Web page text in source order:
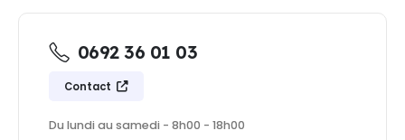
0692 36 01 03
Contact
Du lundi au samedi - 8h00 - 18h00